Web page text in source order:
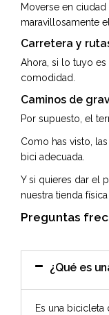
Moverse en
maravillosamente
Carretera y
Ahora, si lo tuyo
comodidad.
Caminos de
Por supuesto, el
Como has visto,
bici adecuada.
Y si quieres dar el
nuestra tienda
Preguntas
¿Qué es
Es una